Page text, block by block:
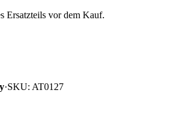
Ersatzteils vor dem Kauf.
·SKU: AT0127